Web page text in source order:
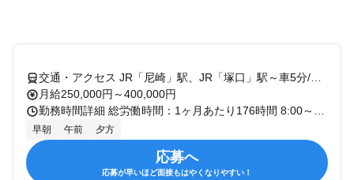
月給250,000円～400,000円
早朝 午前 夕方
応募へ
応募が早いほど面接もはやくなりやすい！